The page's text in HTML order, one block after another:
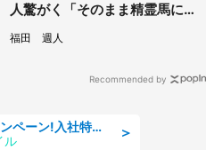
人驚がく「そのまま精霊馬に使
えそう」
福田 週人
Recommended by
＞
2026年転職応援キャンペーン!入社特典58万円/デンソーで働こう!自動車工場で小型部品の検査業務 denso aichi
ル